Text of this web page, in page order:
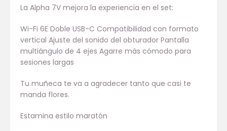
La Alpha 7V mejora la experiencia en el set:
Wi-Fi 6E Doble USB-C Compatibilidad con formato
vertical Ajuste del sonido del obturador Pantalla
multiángulo de 4 ejes Agarre más cómodo para
sesiones largas
Tu muñeca te va a agradecer tanto que casi te
manda flores.
Estamina estilo maratón